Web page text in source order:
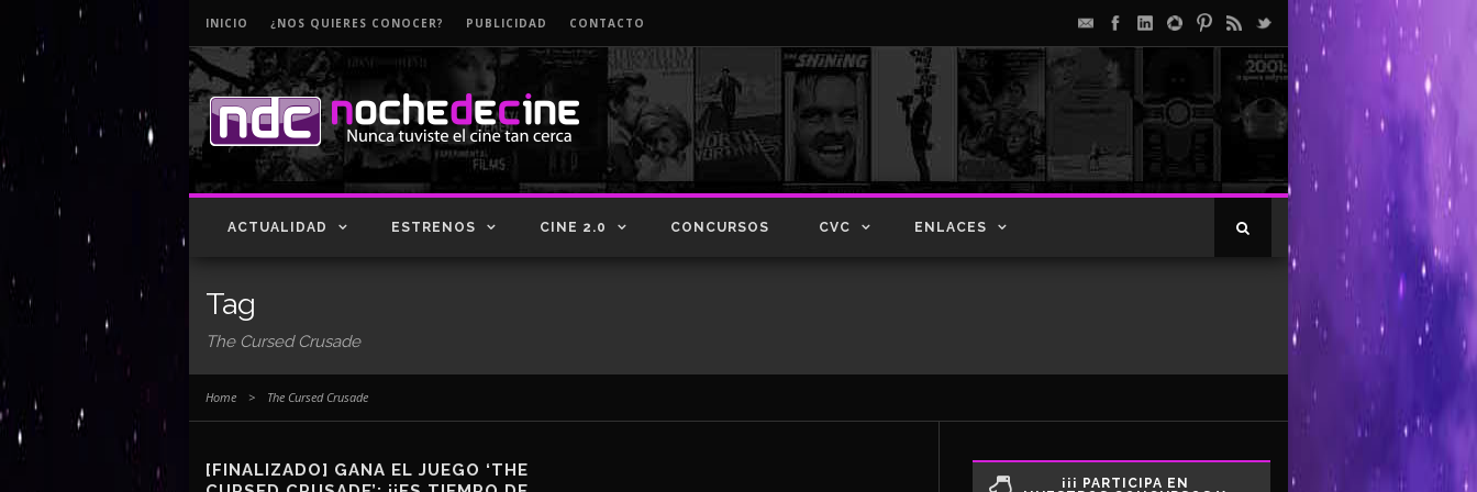
INICIO ¿NOS QUIERES CONOCER? PUBLICIDAD CONTACTO
ACTUALIDAD ESTRENOS CINE 2.0 CONCURSOS CVC ENLACES
Tag
The Cursed Crusade
Home > The Cursed Crusade
[FINALIZADO] GANA EL JUEGO ‘THE
¡¡¡ PARTICIPA EN